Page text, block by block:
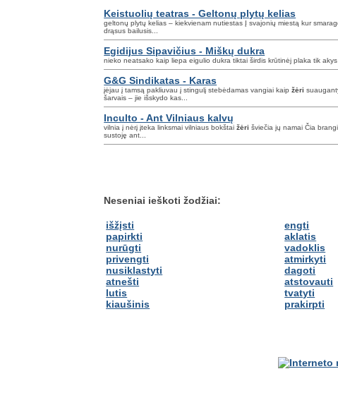
Keistuolių teatras - Geltonų plytų kelias
geltonų plytų kelias – kiekvienam nutiestas Į svajonių miestą kur
drąsus bailusis...
Egidijus Sipavičius - Miškų dukra
nieko neatsako kaip liepa eigulio dukra tiktai širdis krūtinėj plaka tik
G&G Sindikatas - Karas
įėjau į tamsą pakliuvau į stingulį stebėdamas vangiai kaipžėri
šarvais – jie išskydo kas...
Inculto - Ant Vilniaus kalvų
vilnia į nėrį įteka linksmai vilniaus bokštaižėri šviečia jų namai Čia
sustoję ant...
Neseniai ieškoti žodžiai:
išžįsti
papirkti
nurūgti
privengti
nusiklastyti
atnešti
lutis
kiaušinis
engti
aklatis
vadoklis
atmirkyti
dagoti
atstovauti
tvatyti
prakirpti